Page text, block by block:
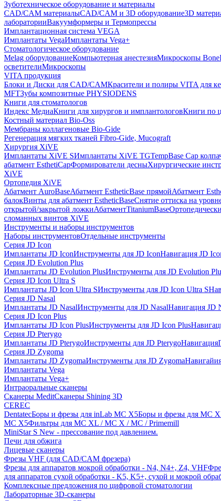
Зуботехническое оборудование и материалы
CAD/CAM материалыCAD/CAM и 3D оборудование3D
лабораторииВакуумформеры и Термопрессы
Имплантационная система VEGA
Имплантаты VegaИмплантаты Vega+
Стоматологическое оборудование
Melag оборудованиеКомпьютерная анестезияМикроскопы
осветителиМикроскопы
VITA продукция
Блоки и Диски для CAD/CAMКрасители и полиры VITA для
MFTЗубы композитные PHYSIODENS
Книги для стоматологов
Индекс МедиаКниги для хирургов и имплантологовКниги по
Костный материал Bio-Oss
Мембраны коллагеновые Bio-Gide
Регенерация мягких тканей Fibro-Gide, Mucograft
Хирургия XiVE
Имплантаты XiVE SИмплантаты XiVE TGTempBase Cap
абатмент EsthetiCapФормирователи десныХирургические
XiVE
Ортопедия XiVE
Абатмент AuroBaseАбатмент EstheticBase прямойАбатмент
балокВинты для абатмент EstheticBaseСнятие оттиска на
открытой/закрытой ложкиАбатментTitaniumBase
сломанных винтов XiVE
Инструменты и наборы инструментов
Наборы инструментовОтдельные инструменты
Серия JD Icon
Имплантаты JD IconИнструменты для JD IconНавигация JD
Серия JD Evolution Plus
Имплантаты JD Evolution PlusИнструменты для JD Evolution
Серия JD Icon Ultra S
Имплантаты JD Icon Ultra SИнструменты для JD Icon Ultra S
Серия JD Nasal
Имплантаты JD NasalИнструменты для JD NasalНавигация JD
Серия JD Icon Plus
Имплантаты JD Icon PlusИнструменты для JD Icon Plus
Серия JD Pterygo
Имплантаты JD PterygoИнструменты для JD PterygoНавигация
Серия JD Zygoma
Имплантаты JD ZygomaИнструменты для JD Zygoma
Имплантаты Vega
Имплантаты Vega+
Интраоральные сканеры
Сканеры MeditСканеры Shining 3D
CEREC
DentatecБоры и фрезы для inLab MC X5Боры и фрезы для MC
MC X5Фильтры для MC XL / MC X / MC / Primemill
MiniStar S New - прессование под давлением.
Печи для обжига
Лицевые сканеры
Фрезы VHF (для CAD/CAM фрезера)
Фрезы для аппаратов мокрой обработки - N4, N4+, Z4, VHF
для аппаратов сухой обработки - K5, K5+, сухой и мокрой
Комплексные предложения по цифровой стоматологии
Лабораторные 3D-сканеры